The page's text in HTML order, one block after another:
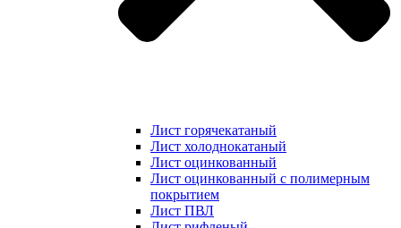
Лист горячекатаный
Лист холоднокатаный
Лист оцинкованный
Лист оцинкованный с полимерным
покрытием
Лист ПВЛ